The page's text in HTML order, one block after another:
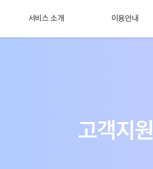
서비스 소개 이용안내
고객지원